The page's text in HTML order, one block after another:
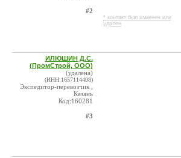
#2
* контакт был изменен или
удален
ИЛЮШИН Д.С.
(ПромСтрой, ООО)
(удалена)
(ИНН:1657114408)
Экспедитор-перевозчик ,
Казань
Код:160281
#3